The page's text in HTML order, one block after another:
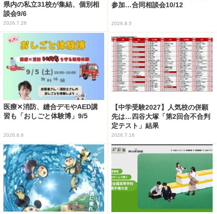
県内の私立31校が集結、個別相
談会9/6
2026.7.28
参加…合同相談会10/12
2026.8.5
医療✕消防、縫合デモやAED講
習も「おしごと体験博」9/5
2026.8.6
【中学受験2027】人気校の併願
先は…四谷大塚「第2回合不合判
定テスト」結果
2026.7.16